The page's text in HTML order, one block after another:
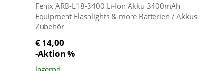
Fenix ARB-L18-3400 Li-Ion Akku 3400mAh
Equipment Flashlights & more Batterien / Akkus
Zubehör
€ 14,00
-Aktion %
lagernd